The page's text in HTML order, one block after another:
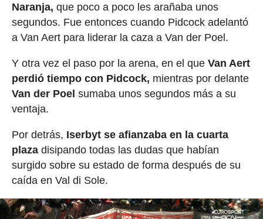
Naranja, que poco a poco les arañaba unos
segundos. Fue entonces cuando Pidcock adelantó
a Van Aert para liderar la caza a Van der Poel.
Y otra vez el paso por la arena, en el que Van Aert
perdió tiempo con Pidcock, mientras por delante
Van der Poel sumaba unos segundos más a su
ventaja.
Por detrás, Iserbyt se afianzaba en la cuarta
plazadisipando todas las dudas que habían
surgido sobre su estado de forma después de su
caída en Val di Sole.